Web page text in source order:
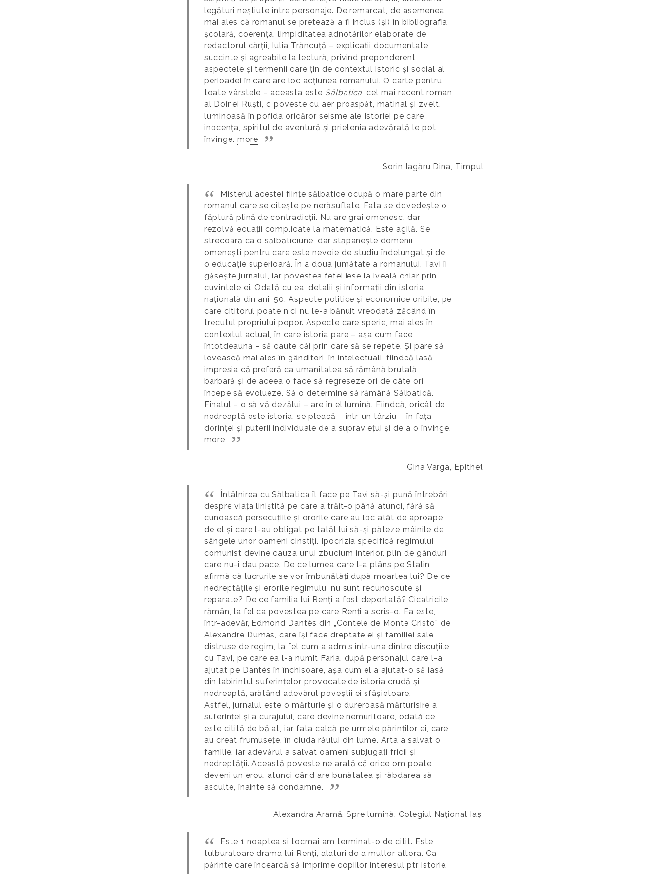
legături neștiute între personaje. De remarcat, de asemenea,
mai ales că romanul se pretează a fi inclus (și) în bibliografia
școlară, coerența, limpiditatea adnotărilor elaborate de
redactorul cărții, Iulia Trăncuță – explicații documentate,
succinte și agreabile la lectură, privind preponderent
aspectele și termenii care țin de contextul istoric și social al
perioadei în care are loc acțiunea romanului. O carte pentru
toate vârstele – aceasta este Sălbatica , cel mai recent roman
al Doinei Ruști, o poveste cu aer proaspăt, matinal și zvelt,
luminoasă în pofida oricăror seisme ale Istoriei pe care
inocența, spiritul de aventură și prietenia adevărată le pot
învinge. more
Sorin Iagăru Dina, Timpul
Misterul acestei ființe sălbatice ocupă o mare parte din
romanul care se citește pe nerăsuflate. Fata se dovedește o
făptură plină de contradicții. Nu are grai omenesc, dar
rezolvă ecuații complicate la matematică. Este agilă. Se
strecoară ca o sălbăticiune, dar stăpânește domenii
omenești pentru care este nevoie de studiu îndelungat și de
o educație superioară. În a doua jumătate a romanului, Tavi îi
găsește jurnalul, iar povestea fetei iese la iveală chiar prin
cuvintele ei. Odată cu ea, detalii și informații din istoria
națională din anii 50. Aspecte politice și economice oribile, pe
care cititorul poate nici nu le-a bănuit vreodată zăcând în
trecutul propriului popor. Aspecte care sperie, mai ales în
contextul actual, în care istoria pare – așa cum face
întotdeauna – să caute căi prin care să se repete. Și pare să
lovească mai ales în gânditori, în intelectuali, fiindcă lasă
impresia că preferă ca umanitatea să rămână brutală,
barbară și de aceea o face să regreseze ori de câte ori
începe să evolueze. Să o determine să rămână Sălbatică.
Finalul – o să vă dezălui – are în el lumină. Fiindcă, oricât de
nedreaptă este istoria, se pleacă – într-un târziu – în fața
dorinței și puterii individuale de a supraviețui și de a o învinge.
more
Gina Varga, Epithet
Întâlnirea cu Sălbatica îl face pe Tavi să-și pună întrebări
despre viața liniștită pe care a trăit-o până atunci, fără să
cunoască persecuțiile și ororile care au loc atât de aproape
de el și care l-au obligat pe tatăl lui să-și păteze mâinile de
sângele unor oameni cinstiți. Ipocrizia specifică regimului
comunist devine cauza unui zbucium interior, plin de gânduri
care nu-i dau pace. De ce lumea care l-a plâns pe Stalin
afirmă că lucrurile se vor îmbunătăți după moartea lui? De ce
nedreptățile și erorile regimului nu sunt recunoscute și
reparate? De ce familia lui Renți a fost deportată? Cicatricile
rămân, la fel ca povestea pe care Renți a scris-o. Ea este,
într-adevăr, Edmond Dantès din „Contele de Monte Cristo” de
Alexandre Dumas, care își face dreptate ei și familiei sale
distruse de regim, la fel cum a admis într-una dintre discuțiile
cu Tavi, pe care ea l-a numit Faria, după personajul care l-a
ajutat pe Dantès în închisoare, așa cum el a ajutat-o să iasă
din labirintul suferințelor provocate de istoria crudă și
nedreaptă, arătând adevărul poveștii ei sfâșietoare.
Astfel, jurnalul este o mărturie și o dureroasă mărturisire a
suferinței și a curajului, care devine nemuritoare, odată ce
este citită de băiat, iar fata calcă pe urmele părinților ei, care
au creat frumusețe, în ciuda răului din lume. Arta a salvat o
familie, iar adevărul a salvat oameni subjugați fricii și
nedreptății. Această poveste ne arată că orice om poate
deveni un erou, atunci când are bunătatea și răbdarea să
asculte, înainte să condamne.
Alexandra Aramă, Spre lumină, Colegiul Național Iași
Este 1 noaptea si tocmai am terminat-o de citit. Este
tulburatoare drama lui Renți, alaturi de a multor altora. Ca
părinte care încearcă să imprime copiilor interesul ptr istorie,